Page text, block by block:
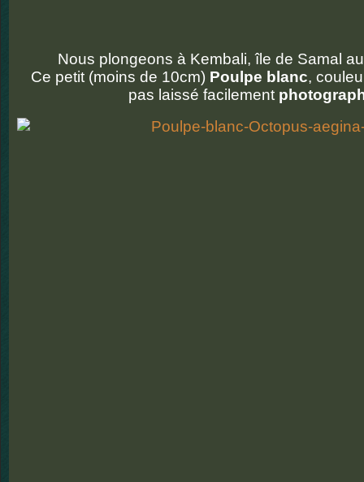
Nous plongeons à Kembali, île de Samal
Ce petit (moins de 10cm) Poulpe blanc,
pas laissé facilement